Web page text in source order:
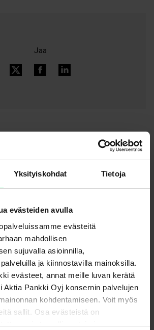
Yksityiskohdat Tietoja
evästeiden avulla
evästeitä
mahdollisen
sujuvalla asioinnilla,
ja kiinnostavilla mainoksilla.
evästeet, annat meille luvan kerätä
Aktia Pankki Oyj konsernin palvelujen
kohdentamiseen. Voit myös
sallit. Osa evästeistä on
ja turvallisen toiminnan
Jaa
aiheesta
poikkeavat aukioloajat